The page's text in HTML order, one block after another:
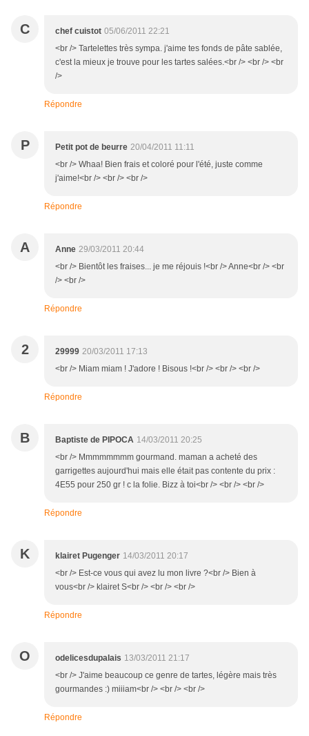
C chef cuistot 05/06/2011 22:21
<br /> Tartelettes très sympa. j'aime tes fonds de pâte sablée,
c'est la mieux je trouve pour les tartes salées.<br /> <br /> <br
/>
Répondre
P Petit pot de beurre 20/04/2011 11:11
<br /> Whaa! Bien frais et coloré pour l'été, juste comme
j'aime!<br /> <br /> <br />
Répondre
A Anne 29/03/2011 20:44
<br /> Bientôt les fraises... je me réjouis !<br /> Anne<br /> <br
/> <br />
Répondre
2 29999 20/03/2011 17:13
<br /> Miam miam ! J'adore ! Bisous !<br /> <br /> <br />
Répondre
B Baptiste de PIPOCA 14/03/2011 20:25
<br /> Mmmmmmmm gourmand. maman a acheté des
garrigettes aujourd'hui mais elle était pas contente du prix :
4E55 pour 250 gr ! c la folie. Bizz à toi<br /> <br /> <br />
Répondre
K klairet Pugenger 14/03/2011 20:17
<br /> Est-ce vous qui avez lu mon livre ?<br /> Bien à
vous<br /> klairet S<br /> <br /> <br />
Répondre
O odelicesdupalais 13/03/2011 21:17
<br /> J'aime beaucoup ce genre de tartes, légère mais très
gourmandes :) miiiam<br /> <br /> <br />
Répondre